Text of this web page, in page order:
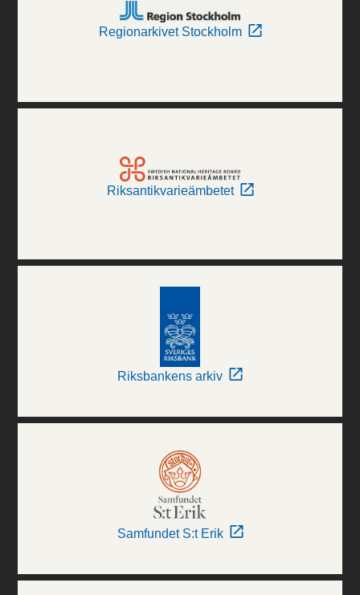
Regionarkivet Stockholm
Riksantikvarieämbetet
Riksbankens arkiv
Samfundet S:t Erik